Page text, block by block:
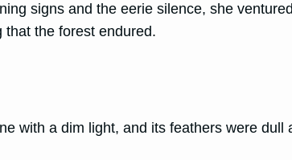
signs and the eerie silence, she
the forest endured.
with a dim light, and its feathers were dull